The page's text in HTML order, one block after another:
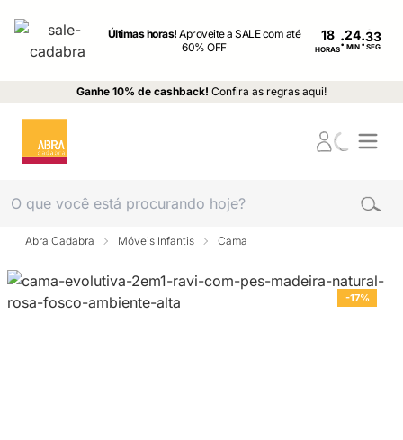
Últimas horas!Aproveite a SALE com até
60% OFF
18
HORAS: MIN : SEG
Ganhe 10% de cashback! Confira as regras aqui!
Abra Cadabra Móveis Infantis Cama
-17%